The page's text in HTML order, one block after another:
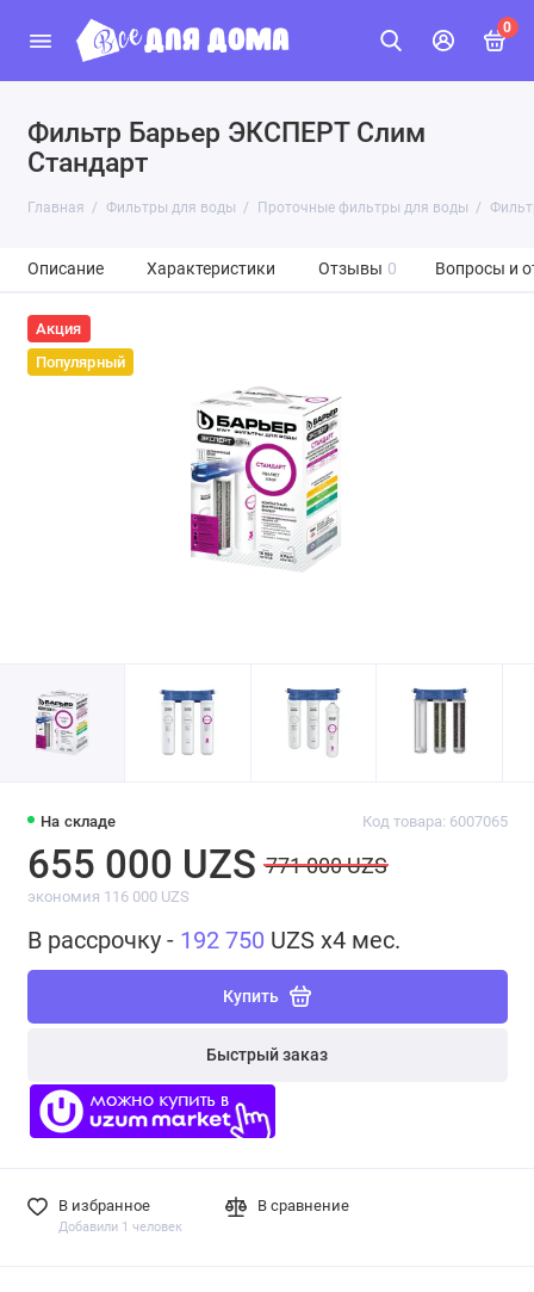
0
Фильтр Барьер ЭКСПЕРТ Слим
Стандарт
Главная Фильтры для воды Проточные фильтры для воды
Описание Характеристики Отзывы 0 Вопросы и
Акция
Популярный
На складе Код товара: 6007065
655 000 UZS 771 000 UZS
экономия 116 000 UZS
В рассрочку - 192 750 UZS x4 мес.
Купить
Быстрый заказ
В избранное
Добавили 1 человек
В сравнение